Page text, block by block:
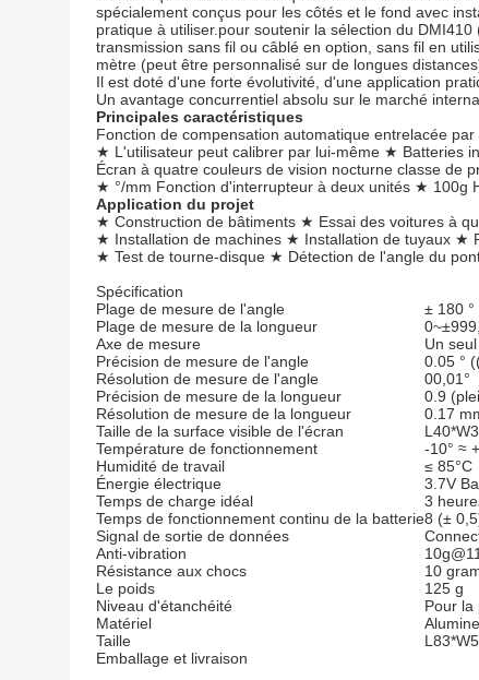
spécialement conçus pour les côtés et le fond avec
pratique à utiliser.pour soutenir la sélection du
transmission sans fil ou câblé en option, sans fil en
mètre (peut être personnalisé sur de longues
Il est doté d'une forte évolutivité, d'une application
Un avantage concurrentiel absolu sur le marché
Principales caractéristiques
Fonction de compensation automatique entrelacée par
★ L'utilisateur peut calibrer par lui-même ★ Batteries
Écran à quatre couleurs de vision nocturne classe de
★ °/mm Fonction d'interrupteur à deux unités ★ 100g
Application du projet
★ Construction de bâtiments ★ Essai des voitures à
★ Installation de machines ★ Installation de tuyaux ★
★ Test de tourne-disque ★ Détection de l'angle du
Spécification
Plage de mesure de l'angle
± 180 °
Plage de mesure de la longueur
Axe de mesure
Un
Précision de mesure de l'angle
0.05 °
Résolution de mesure de l'angle
00,01°
Précision de mesure de la longueur
0.9
Résolution de mesure de la longueur
0.17
Taille de la surface visible de l'écran
Température de fonctionnement
-10° ≈
Humidité de travail
≤ 85°C
Énergie électrique
3.7V
Temps de charge idéal
3
Temps de fonctionnement continu de la batterie8 (±
Signal de sortie de données
Anti-vibration
Résistance aux chocs
10
Le poids
125 g
Niveau d'étanchéité
Pour la
Matériel
Taille
Emballage et livraison